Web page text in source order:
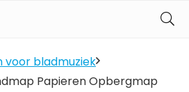
voor bladmuziek
Papieren Opbergmap